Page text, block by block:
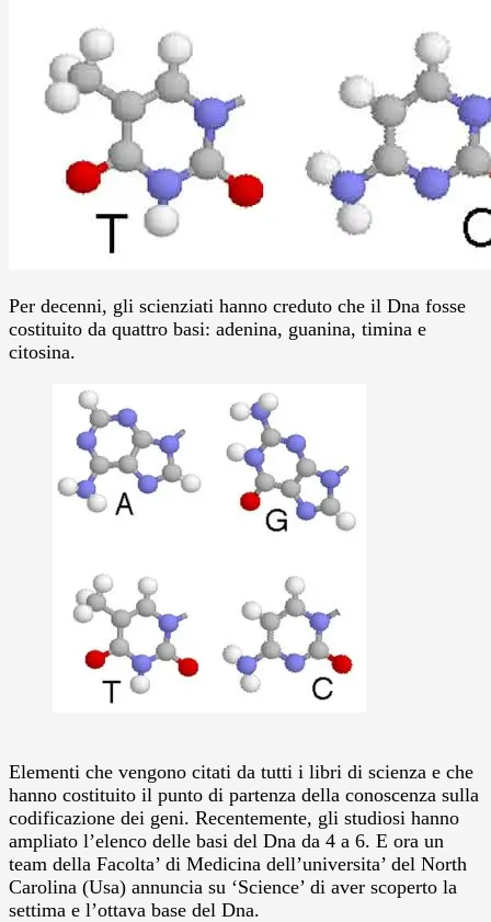
Per decenni, gli scienziati hanno creduto che il Dna fosse
costituito da quattro basi: adenina, guanina, timina e
citosina.
Elementi che vengono citati da tutti i libri di scienza e che
hanno costituito il punto di partenza della conoscenza sulla
codificazione dei geni. Recentemente, gli studiosi hanno
ampliato l’elenco delle basi del Dna da 4 a 6. E ora un
team della Facolta’ di Medicina dell’universita’ del North
Carolina (Usa) annuncia su ‘Science’ di aver scoperto la
settima e l’ottava base del Dna.